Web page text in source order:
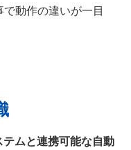
動作の違いが一目
ムと連携可能な自動